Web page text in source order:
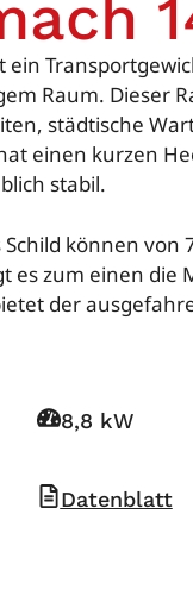
ein
Raum. Dieser
städtische
einen kurzen
stabil.
können
es zum einen die
der
8,8 kW
Datenblatt